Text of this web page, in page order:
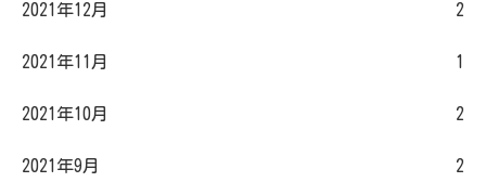
2021年12月 2
2021年11月 1
2021年10月 2
2021年9月 2